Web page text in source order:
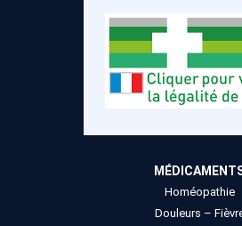
Homéopathie
Douleurs –